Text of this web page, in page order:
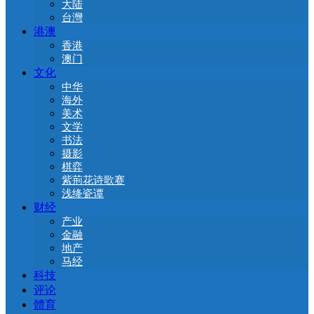
大陆
台灣
港澳
香港
澳门
文化
中华
海外
美术
文学
书法
摄影
棋弈
紫荊花诗歌赛
浅绛瓷谭
财经
产业
金融
地产
马经
科技
评论
體育